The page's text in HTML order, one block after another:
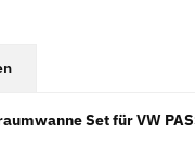
Set für VW